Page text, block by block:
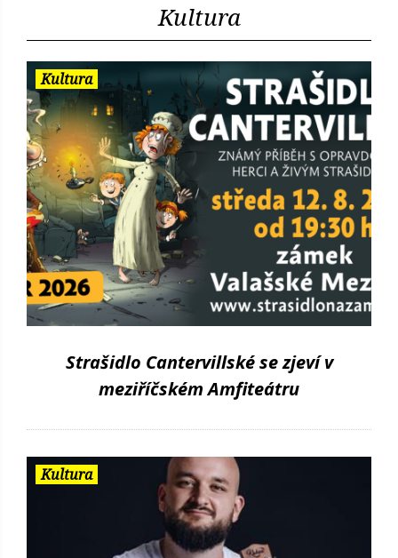
Kultura
Kultura
Strašidlo Cantervillské se zjeví v
meziříčském Amfiteátru
Kultura